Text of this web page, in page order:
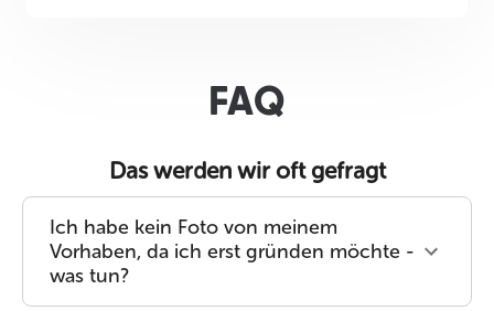
FAQ
Das werden wir oft gefragt
Ich habe kein Foto von meinem
Vorhaben, da ich erst gründen möchte -
was tun?